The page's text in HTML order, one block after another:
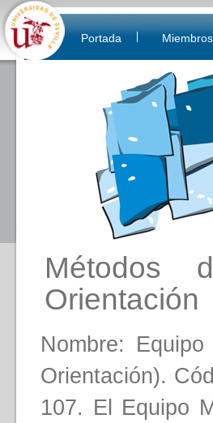
Portada
Métodos
Orientación
Nombre:
Orientación).
107. El Equipo